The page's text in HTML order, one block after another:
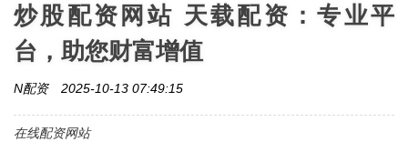
炒股配资网站 天载配资：专业平
台，助您财富增值
N配资 2025-10-13 07:49:15
在线配资网站